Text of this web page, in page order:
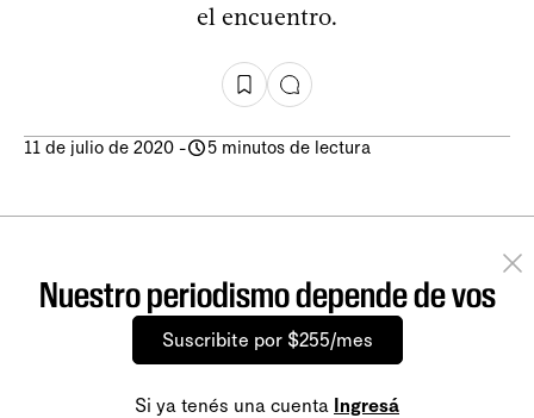
el encuentro.
11 de julio de 2020 - 5 minutos de lectura
Nuestro periodismo depende de vos
Suscribite por $255/mes
Si ya tenés una cuenta Ingresá